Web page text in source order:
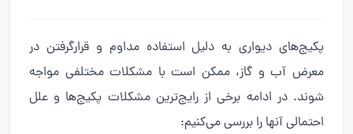
پکیج‌های دیواری به دلیل استفاده مداوم و قرارگرفتن در
معرض آب و گاز، ممکن است با مشکلات مختلفی مواجه
شوند. در ادامه برخی از رایج‌ترین مشکلات پکیج‌ها و علل
احتمالی آنها را بررسی می‌کنیم: